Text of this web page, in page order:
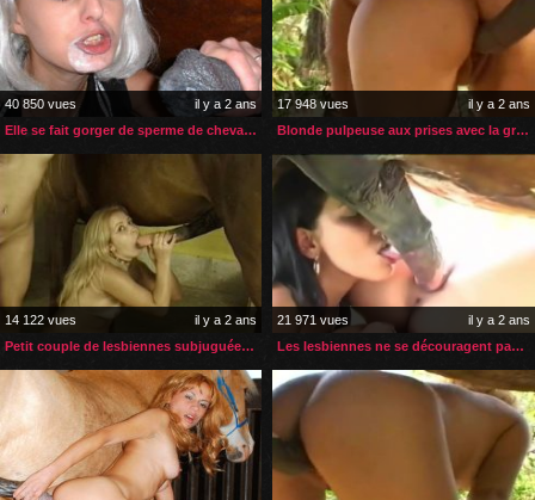
40 850 vues
il y a 2 ans
Elle se fait gorger de sperme de cheval à chaque fois
17 948 vues
il y a 2 ans
Blonde pulpeuse aux prises avec la grosse bite de son cheval
14 122 vues
il y a 2 ans
Petit couple de lesbiennes subjuguées par le sexe d’un cheval
21 971 vues
il y a 2 ans
Les lesbiennes ne se découragent pas face à une bite de cheval